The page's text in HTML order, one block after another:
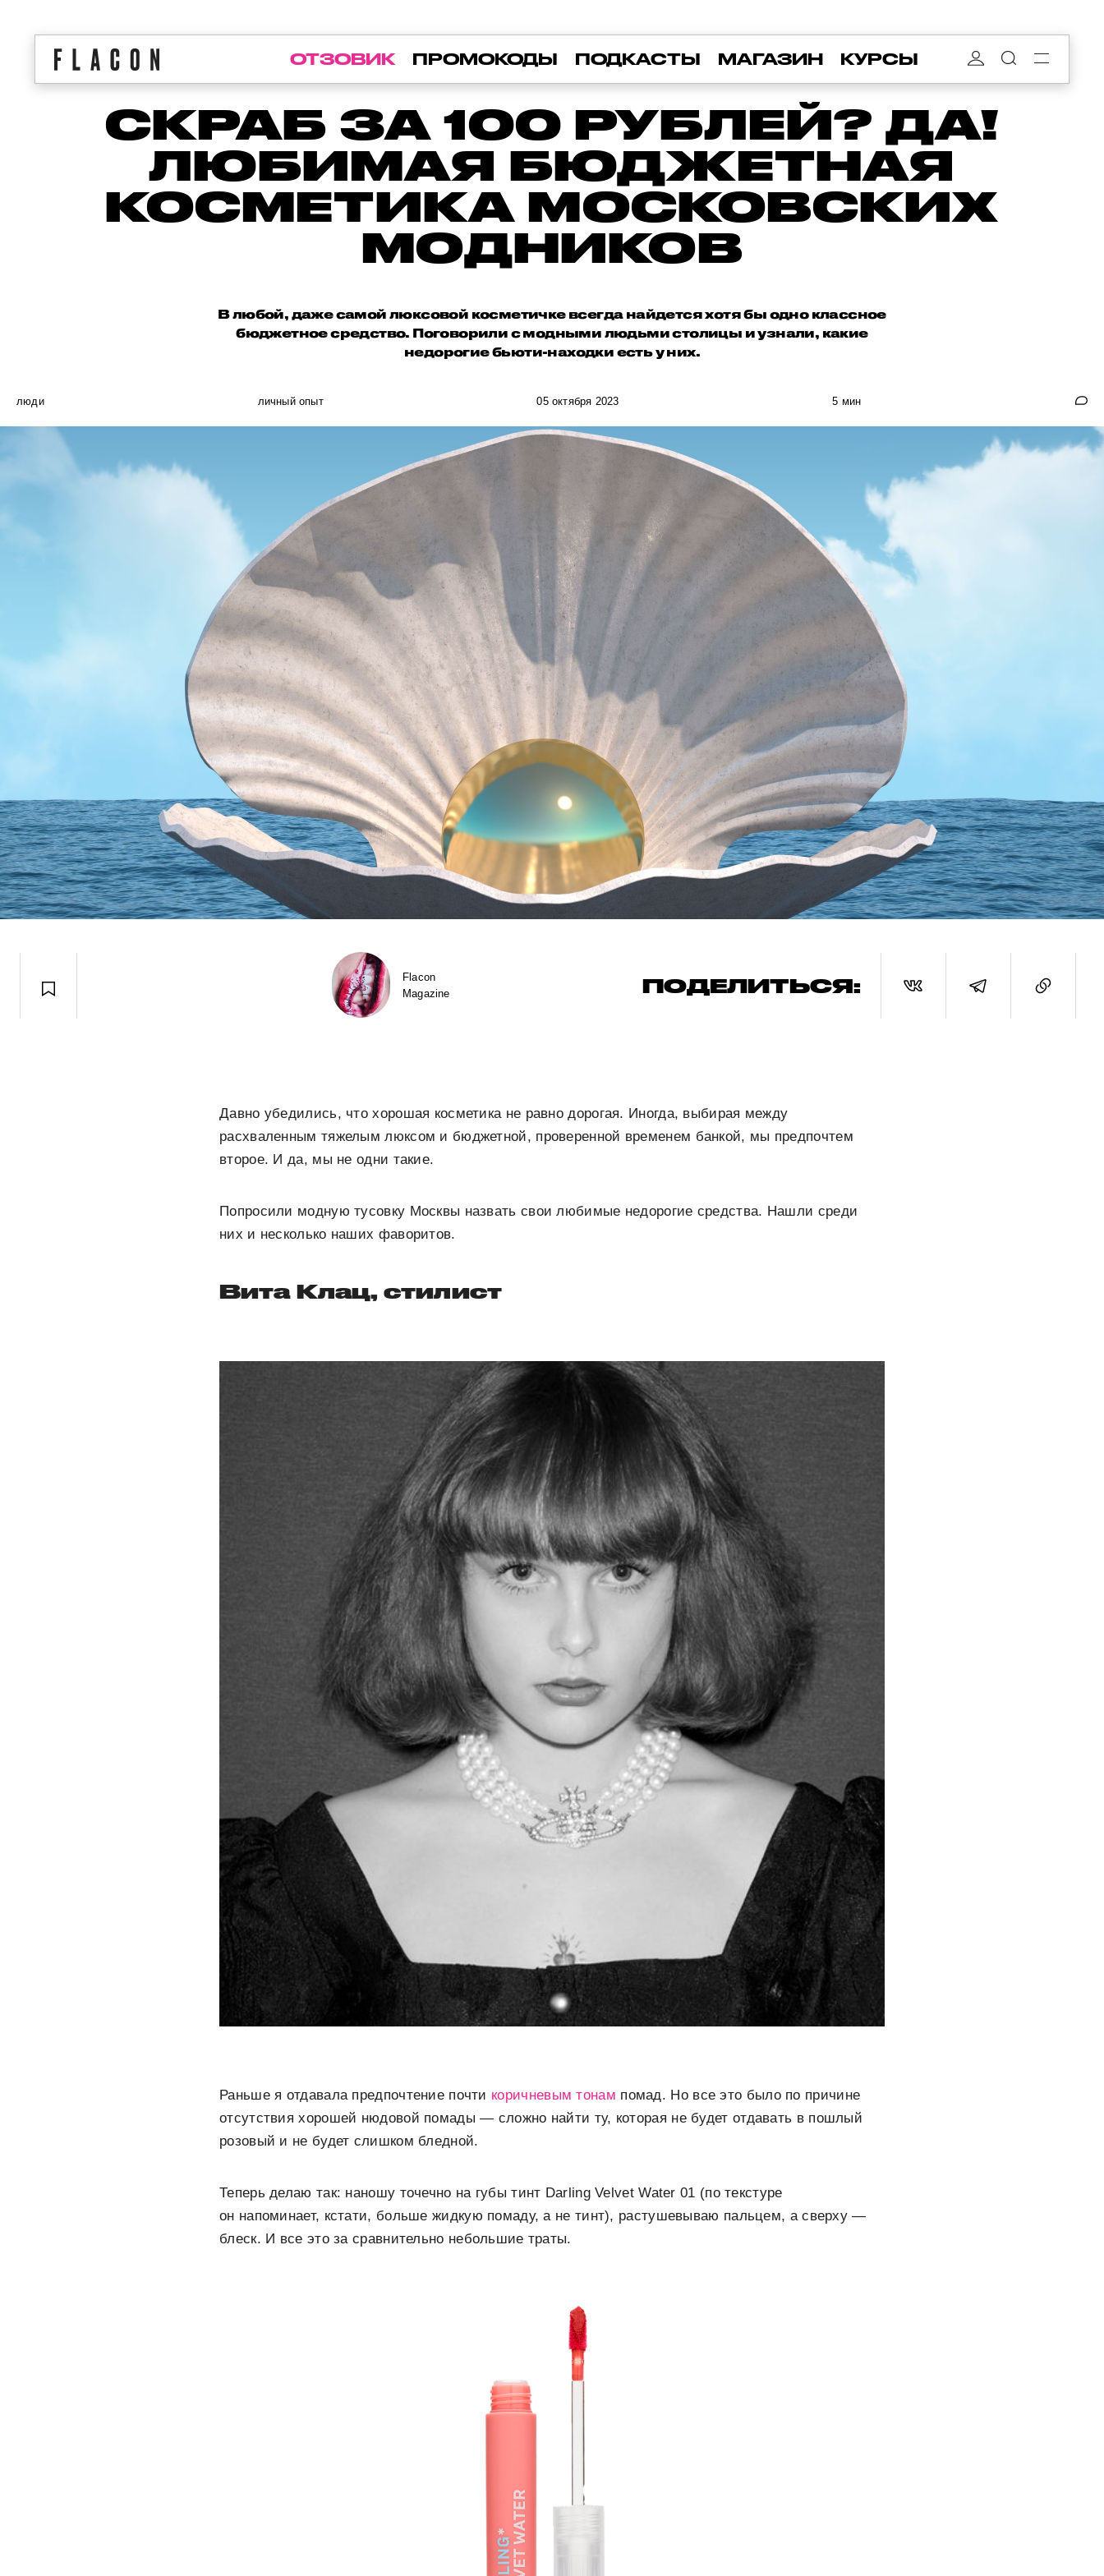
ОТЗОВИК ПРОМОКОДЫ ПОДКАСТЫ МАГАЗИН КУРСЫ
СКРАБ ЗА 100 РУБЛЕЙ? ДА!
ЛЮБИМАЯ БЮДЖЕТНАЯ
КОСМЕТИКА МОСКОВСКИХ
МОДНИКОВ
В любой, даже самой люксовой косметичке всегда найдется хотя бы одно классное
бюджетное средство. Поговорили с модными людьми столицы и узнали, какие
недорогие бьюти-находки есть у них.
люди личный опыт 05 октября 2023 5 мин
Flacon
Magazine
ПОДЕЛИТЬСЯ:
Давно убедились, что хорошая косметика не равно дорогая. Иногда, выбирая между
расхваленным тяжелым люксом и бюджетной, проверенной временем банкой, мы предпочтем
второе. И да, мы не одни такие.
Попросили модную тусовку Москвы назвать свои любимые недорогие средства. Нашли среди
них и несколько наших фаворитов.
Вита Клац, стилист
Раньше я отдавала предпочтение почти коричневым тонам помад. Но все это было по причине
отсутствия хорошей нюдовой помады — сложно найти ту, которая не будет отдавать в пошлый
розовый и не будет слишком бледной.
Теперь делаю так: наношу точечно на губы тинт Darling Velvet Water 01 (по текстуре
он напоминает, кстати, больше жидкую помаду, а не тинт), растушевываю пальцем, а сверху —
блеск. И все это за сравнительно небольшие траты.